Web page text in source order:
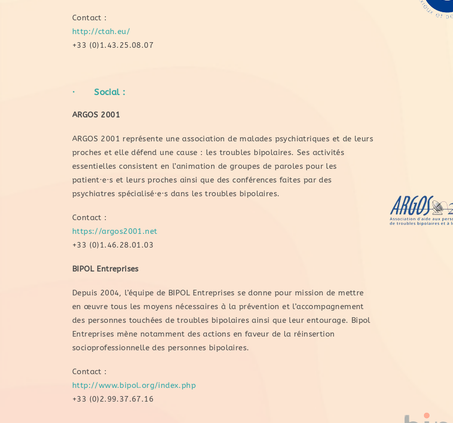
Contact :
http://ctah.eu/
+33 (0)1.43.25.08.07
· Social :
ARGOS 2001
ARGOS 2001 représente une association de malades psychiatriques et de leurs
proches et elle défend une cause : les troubles bipolaires. Ses activités
essentielles consistent en l’animation de groupes de paroles pour les
patient·e·s et leurs proches ainsi que des conférences faites par des
psychiatres spécialisé·e·s dans les troubles bipolaires.
Contact :
https://argos2001.net
+33 (0)1.46.28.01.03
BIPOL Entreprises
Depuis 2004, l’équipe de BIPOL Entreprises se donne pour mission de mettre
en œuvre tous les moyens nécessaires à la prévention et l’accompagnement
des personnes touchées de troubles bipolaires ainsi que leur entourage. Bipol
Entreprises mène notamment des actions en faveur de la réinsertion
socioprofessionnelle des personnes bipolaires.
Contact :
http://www.bipol.org/index.php
+33 (0)2.99.37.67.16